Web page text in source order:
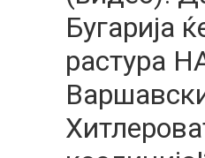
Бугарија
растура